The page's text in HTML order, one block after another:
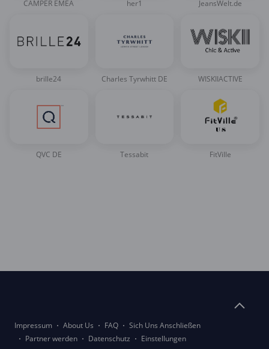
CAMPER EMEA her1 JeansWelt.de
brille24 Charles Tyrwhitt DE WISKIIACTIVE
QVC DE Tessabit FitVille
Impressum About Us FAQ
Sich Uns Anschließen
Partner werden
Datenschutz Einstellungen